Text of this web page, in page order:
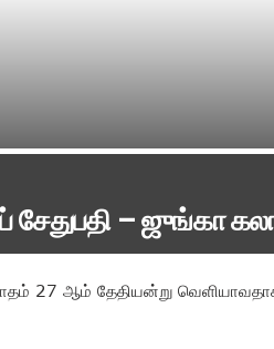
– ஜுங்கா
27 ஆம் தேதியன்று